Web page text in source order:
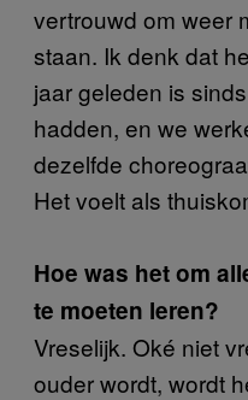
vertrouwd om weer
staan. Ik denk dat
jaar geleden is
hadden, en we
dezelfde
Het voelt als
Hoe was het om
te moeten leren?
Vreselijk. Oké niet
ouder wordt, wordt